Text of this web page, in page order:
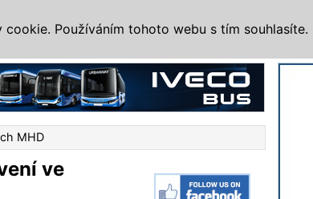
MHD
ve
Používáním tohoto webu s tím souhlasíte.